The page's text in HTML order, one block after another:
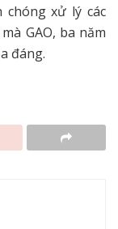
chóng xử lý các
GAO, ba năm
đáng.